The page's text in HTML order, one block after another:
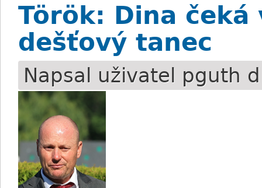
Török: Dina
dešťový tanec
Napsal uživatel pguth